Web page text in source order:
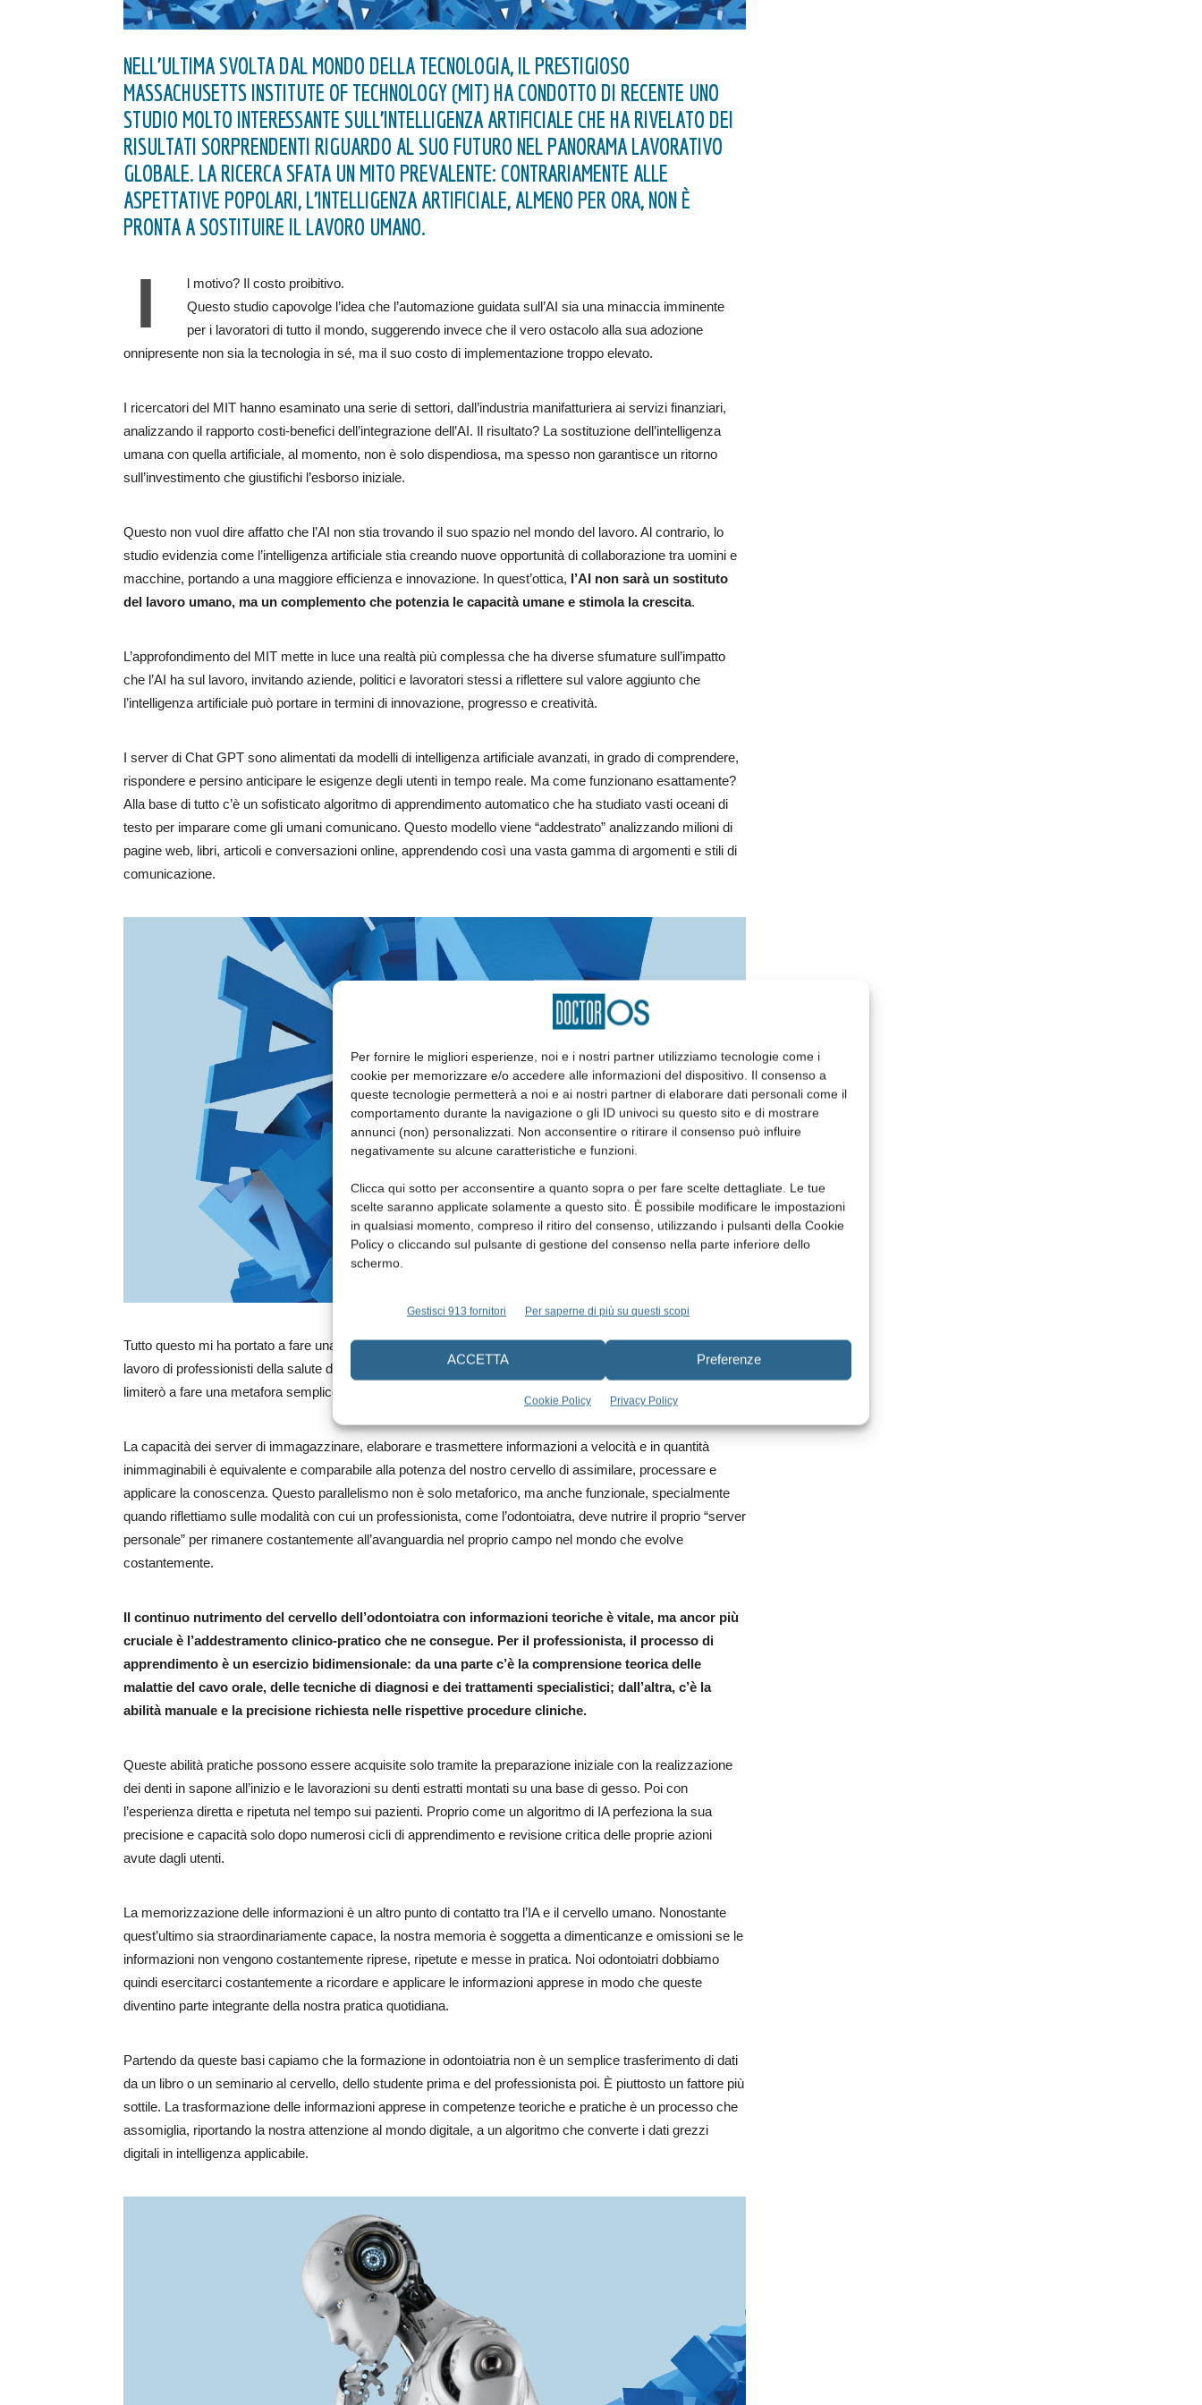
Per fornire le migliori esperienze, noi e i nostri partner utilizziamo tecnologie come i
cookie per memorizzare e/o accedere alle informazioni del dispositivo. Il consenso a
queste tecnologie permetterà a noi e ai nostri partner di elaborare dati personali come il
comportamento durante la navigazione o gli ID univoci su questo sito e di mostrare
annunci (non) personalizzati. Non acconsentire o ritirare il consenso può influire
negativamente su alcune caratteristiche e funzioni.
Clicca qui sotto per acconsentire a quanto sopra o per fare scelte dettagliate. Le tue
scelte saranno applicate solamente a questo sito. È possibile modificare le impostazioni
in qualsiasi momento, compreso il ritiro del consenso, utilizzando i pulsanti della Cookie
Policy o cliccando sul pulsante di gestione del consenso nella parte inferiore dello
schermo.
Gestisci 913 fornitori Per saperne di più su questi scopi
ACCETTA Preferenze
Cookie Policy Privacy Policy
NELL’ULTIMA SVOLTA DAL MONDO DELLA TECNOLOGIA, IL PRESTIGIOSO
MASSACHUSETTS INSTITUTE OF TECHNOLOGY (MIT) HA CONDOTTO DI RECENTE UNO
STUDIO MOLTO INTERESSANTE SULL’INTELLIGENZA ARTIFICIALE CHE HA RIVELATO DEI
RISULTATI SORPRENDENTI RIGUARDO AL SUO FUTURO NEL PANORAMA LAVORATIVO
GLOBALE. LA RICERCA SFATA UN MITO PREVALENTE: CONTRARIAMENTE ALLE
ASPETTATIVE POPOLARI, L’INTELLIGENZA ARTIFICIALE, ALMENO PER ORA, NON È
PRONTA A SOSTITUIRE IL LAVORO UMANO.
I
l motivo? Il costo proibitivo.
Questo studio capovolge l’idea che l’automazione guidata sull’AI sia una minaccia imminente
per i lavoratori di tutto il mondo, suggerendo invece che il vero ostacolo alla sua adozione
onnipresente non sia la tecnologia in sé, ma il suo costo di implementazione troppo elevato.
I ricercatori del MIT hanno esaminato una serie di settori, dall’industria manifatturiera ai servizi finanziari,
analizzando il rapporto costi-benefici dell’integrazione dell’AI. Il risultato? La sostituzione dell’intelligenza
umana con quella artificiale, al momento, non è solo dispendiosa, ma spesso non garantisce un ritorno
sull’investimento che giustifichi l’esborso iniziale.
Questo non vuol dire affatto che l’AI non stia trovando il suo spazio nel mondo del lavoro. Al contrario, lo
studio evidenzia come l’intelligenza artificiale stia creando nuove opportunità di collaborazione tra uomini e
macchine, portando a una maggiore efficienza e innovazione. In quest’ottica, l’AI non sarà un sostituto
del lavoro umano, ma un complemento che potenzia le capacità umane e stimola la crescita.
L’approfondimento del MIT mette in luce una realtà più complessa che ha diverse sfumature sull’impatto
che l’AI ha sul lavoro, invitando aziende, politici e lavoratori stessi a riflettere sul valore aggiunto che
l’intelligenza artificiale può portare in termini di innovazione, progresso e creatività.
I server di Chat GPT sono alimentati da modelli di intelligenza artificiale avanzati, in grado di comprendere,
rispondere e persino anticipare le esigenze degli utenti in tempo reale. Ma come funzionano esattamente?
Alla base di tutto c’è un sofisticato algoritmo di apprendimento automatico che ha studiato vasti oceani di
testo per imparare come gli umani comunicano. Questo modello viene “addestrato” analizzando milioni di
pagine web, libri, articoli e conversazioni online, apprendendo così una vasta gamma di argomenti e stili di
comunicazione.
Tutto questo mi ha portato a fare una riflessione profonda riguardo alla connessione che esiste tra il nostro
lavoro di professionisti della salute del sorriso nel mondo dell’odontoiatria e l’intelligenza artificiale. Mi
limiterò a fare una metafora semplice ma molto profonda in tutte le sue sfaccettature.
La capacità dei server di immagazzinare, elaborare e trasmettere informazioni a velocità e in quantità
inimmaginabili è equivalente e comparabile alla potenza del nostro cervello di assimilare, processare e
applicare la conoscenza. Questo parallelismo non è solo metaforico, ma anche funzionale, specialmente
quando riflettiamo sulle modalità con cui un professionista, come l’odontoiatra, deve nutrire il proprio “server
personale” per rimanere costantemente all’avanguardia nel proprio campo nel mondo che evolve
costantemente.
Il continuo nutrimento del cervello dell’odontoiatra con informazioni teoriche è vitale, ma ancor più
cruciale è l’addestramento clinico-pratico che ne consegue. Per il professionista, il processo di
apprendimento è un esercizio bidimensionale: da una parte c’è la comprensione teorica delle
malattie del cavo orale, delle tecniche di diagnosi e dei trattamenti specialistici; dall’altra, c’è la
abilità manuale e la precisione richiesta nelle rispettive procedure cliniche.
Queste abilità pratiche possono essere acquisite solo tramite la preparazione iniziale con la realizzazione
dei denti in sapone all’inizio e le lavorazioni su denti estratti montati su una base di gesso. Poi con
l’esperienza diretta e ripetuta nel tempo sui pazienti. Proprio come un algoritmo di IA perfeziona la sua
precisione e capacità solo dopo numerosi cicli di apprendimento e revisione critica delle proprie azioni
avute dagli utenti.
La memorizzazione delle informazioni è un altro punto di contatto tra l’IA e il cervello umano. Nonostante
quest’ultimo sia straordinariamente capace, la nostra memoria è soggetta a dimenticanze e omissioni se le
informazioni non vengono costantemente riprese, ripetute e messe in pratica. Noi odontoiatri dobbiamo
quindi esercitarci costantemente a ricordare e applicare le informazioni apprese in modo che queste
diventino parte integrante della nostra pratica quotidiana.
Partendo da queste basi capiamo che la formazione in odontoiatria non è un semplice trasferimento di dati
da un libro o un seminario al cervello, dello studente prima e del professionista poi. È piuttosto un fattore più
sottile. La trasformazione delle informazioni apprese in competenze teoriche e pratiche è un processo che
assomiglia, riportando la nostra attenzione al mondo digitale, a un algoritmo che converte i dati grezzi
digitali in intelligenza applicabile.